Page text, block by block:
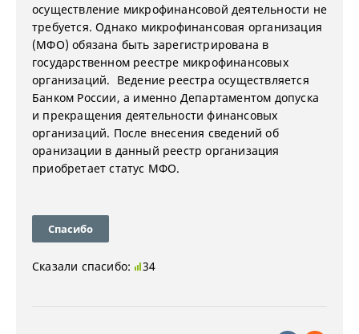
осуществление микрофинансовой деятельности не
требуется. Однако микрофинансовая организация
(МФО) обязана быть зарегистрирована в
государственном реестре микрофинансовых
организаций. Ведение реестра осуществляется
Банком России, а именно Департаментом допуска
и прекращения деятельности финансовых
организаций. После внесения сведений об
оранизации в данный реестр организация
приобретает статус МФО.
Спасибо
Сказали спасибо: 34